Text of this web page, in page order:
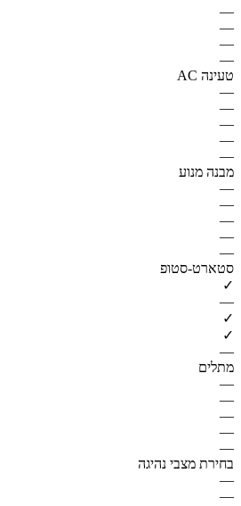
—
—
—
—
טעינה AC
—
—
—
—
—
מבנה מנוע
—
—
—
—
—
סטארט-סטופ
✓
—
✓
✓
—
מתלים
—
—
—
—
—
בחירת מצבי נהיגה
—
—